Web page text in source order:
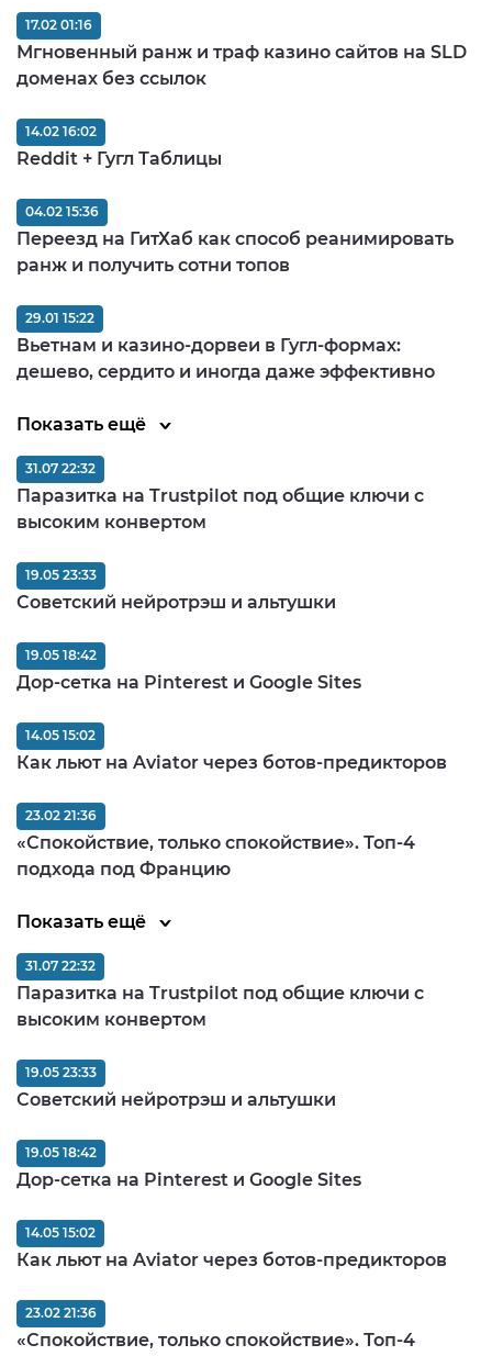
Мгновенный ранж и траф казино сайтов на SLD
доменах без ссылок
17.02 01:16
Reddit + Гугл Таблицы
14.02 16:02
Переезд на ГитХаб как способ реанимировать
ранж и получить сотни топов
04.02 15:36
Вьетнам и казино-дорвеи в Гугл-формах:
дешево, сердито и иногда даже эффективно
29.01 15:22
Показать ещё
Паразитка на Trustpilot под общие ключи с
высоким конвертом
31.07 22:32
Советский нейротрэш и альтушки
19.05 23:33
Дор-сетка на Pinterest и Google Sites
19.05 18:42
Как льют на Aviator через ботов-предикторов
14.05 15:02
«Спокойствие, только спокойствие». Топ-4
подхода под Францию
23.02 21:36
Показать ещё
Паразитка на Trustpilot под общие ключи с
высоким конвертом
31.07 22:32
Советский нейротрэш и альтушки
19.05 23:33
Дор-сетка на Pinterest и Google Sites
19.05 18:42
Как льют на Aviator через ботов-предикторов
14.05 15:02
«Спокойствие, только спокойствие». Топ-4
23.02 21:36